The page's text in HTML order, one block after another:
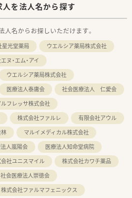
を法人名から探す
名からお探しいただけます。
星光堂薬局
ウエルシア薬局株式会社
ヌ・エム・アイ
ウエルシア薬局株式会社
医療法人泰庸会
社会医療法人 仁愛会
ルフレッサ株式会社
株式会社ファルレ
有限会社アウル
マルイメディカル株式会社
人嵐陽会
医療法人知命堂病院
社ユニスマイル
株式会社カワチ薬品
社会医療法人崇徳会
株式会社ファルマフェニックス